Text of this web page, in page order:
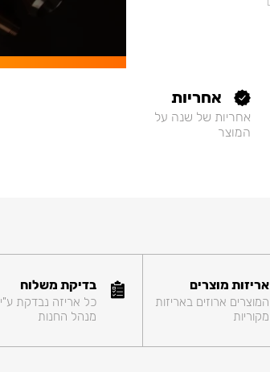
אחריות
אחריות של שנה על
המוצר
אריזות מוצרים
המוצרים ארוזים באריזות
מקוריות
בדיקת משלוח
כל אריזה נבדקת ע"י
מנהל החנות